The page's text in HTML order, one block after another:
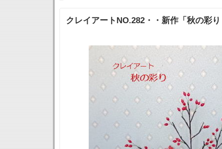
クレイアートNO.282・・新作「秋の彩